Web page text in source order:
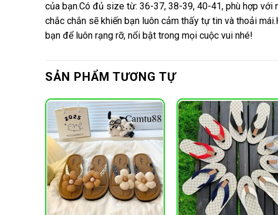
của bạn.Có đủ size từ: 36-37, 38-39, 40-41, phù hợp với
chắc chắn sẽ khiến bạn luôn cảm thấy tự tin và thoải
bạn để luôn rạng rỡ, nổi bật trong mọi cuộc vui nhé!
SẢN PHẨM TƯƠNG TỰ